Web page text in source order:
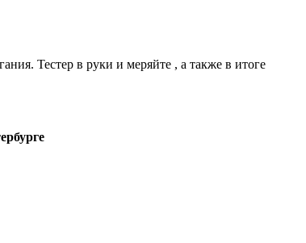
Тестер в руки и меряйте , а также в итоге